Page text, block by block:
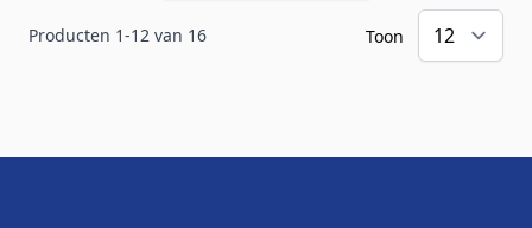
Producten 1-12 van 16 Toon